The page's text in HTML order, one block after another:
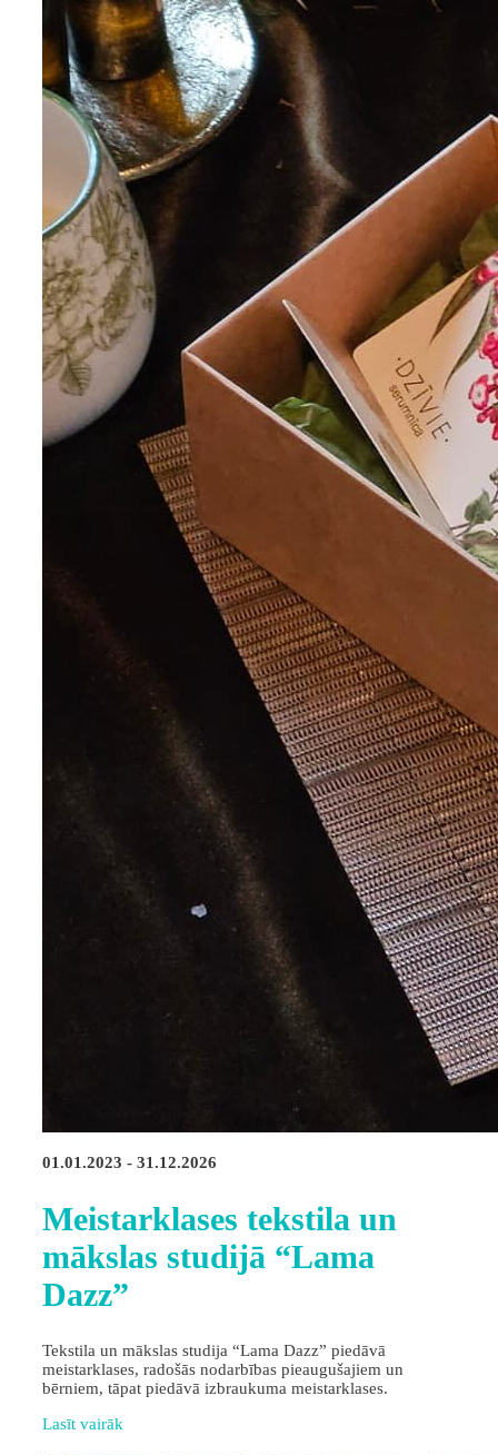
01.01.2023 - 31.12.2026
Meistarklases tekstila un
mākslas studijā “Lama
Dazz”
Tekstila un mākslas studija “Lama Dazz” piedāvā
meistarklases, radošās nodarbības pieaugušajiem un
bērniem, tāpat piedāvā izbraukuma meistarklases.
Lasīt vairāk